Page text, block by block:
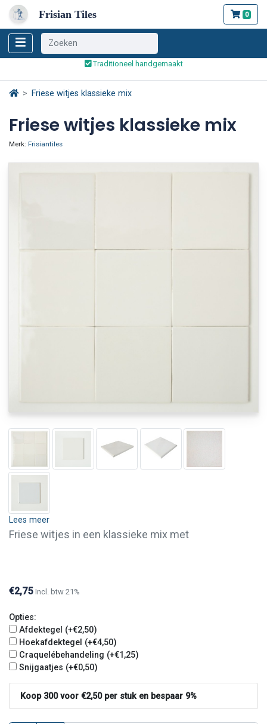
Frisian Tiles 0
Veilig bestellen en betalen
Wereldwijde verzending
Friese witjes klassieke mix
Friese witjes klassieke mix
Merk: Frisiantiles
Lees meer
Friese witjes in een klassieke mix met
veel interieurs past. De tegels zijn 8 mm dik.
€2,75 Incl. btw 21%
Opties:
Afdektegel (+€2,50)
Hoekafdektegel (+€4,50)
Craquelébehandeling (+€1,25)
Snijgaatjes (+€0,50)
Koop 300 voor €2,50 per stuk en bespaar 9%